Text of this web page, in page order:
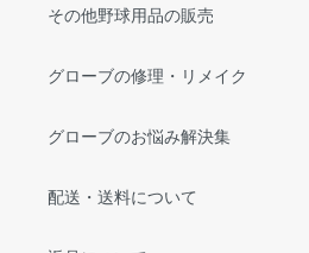
その他野球用品の販売
グローブの修理・リメイク
グローブのお悩み解決集
配送・送料について